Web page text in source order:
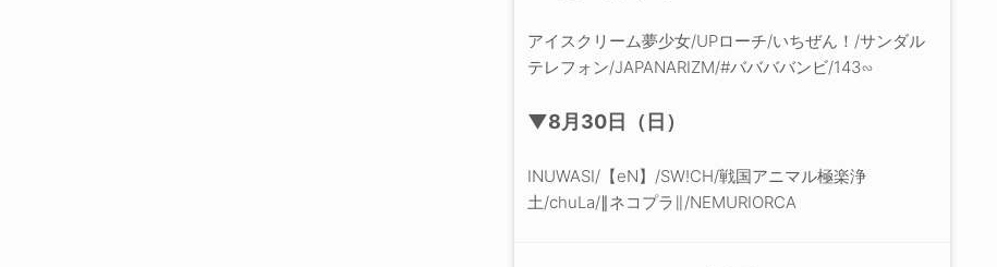
アイスクリーム夢少女/UPローチ/いちぜん！/サンダル
テレフォン/JAPANARIZM/#ババババンビ/143∽
▼8月30日（日）
INUWASI/【eN】/SW!CH/戦国アニマル極楽浄
土/chuLa/∥ネコプラ∥/NEMURIORCA